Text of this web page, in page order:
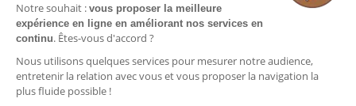
Informations
Commandes
Nos produits
Notre souhait : vous proposer la meilleure
expérience en ligne en améliorant nos services en
continu. Êtes-vous d'accord ?
Nous utilisons quelques services pour mesurer notre audience,
entretenir la relation avec vous et vous proposer la navigation la
plus fluide possible !